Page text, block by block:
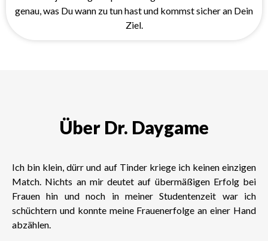
genau, was Du wann zu tun hast und kommst sicher an Dein
Ziel.
Über Dr. Daygame
Ich bin klein, dürr und auf Tinder kriege ich keinen einzigen
Match. Nichts an mir deutet auf übermäßigen Erfolg bei
Frauen hin und noch in meiner Studentenzeit war ich
schüchtern und konnte meine Frauenerfolge an einer Hand
abzählen.